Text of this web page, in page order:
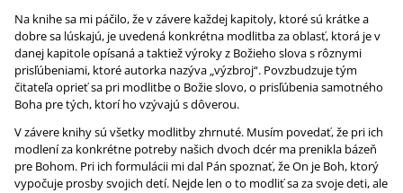
Na knihe sa mi páčilo, že v závere každej kapitoly, ktoré sú krátke a
dobre sa lúskajú, je uvedená konkrétna modlitba za oblasť, ktorá je v
danej kapitole opísaná a taktiež výroky z Božieho slova s rôznymi
prisľúbeniami, ktoré autorka nazýva „výzbroj“. Povzbudzuje tým
čitateľa oprieť sa pri modlitbe o Božie slovo, o prisľúbenia samotného
Boha pre tých, ktorí ho vzývajú s dôverou.
V závere knihy sú všetky modlitby zhrnuté. Musím povedať, že pri ich
modlení za konkrétne potreby našich dvoch dcér ma prenikla bázeň
pre Bohom. Pri ich formulácii mi dal Pán spoznať, že On je Boh, ktorý
vypočuje prosby svojich detí. Nejde len o to modliť sa za svoje deti, ale